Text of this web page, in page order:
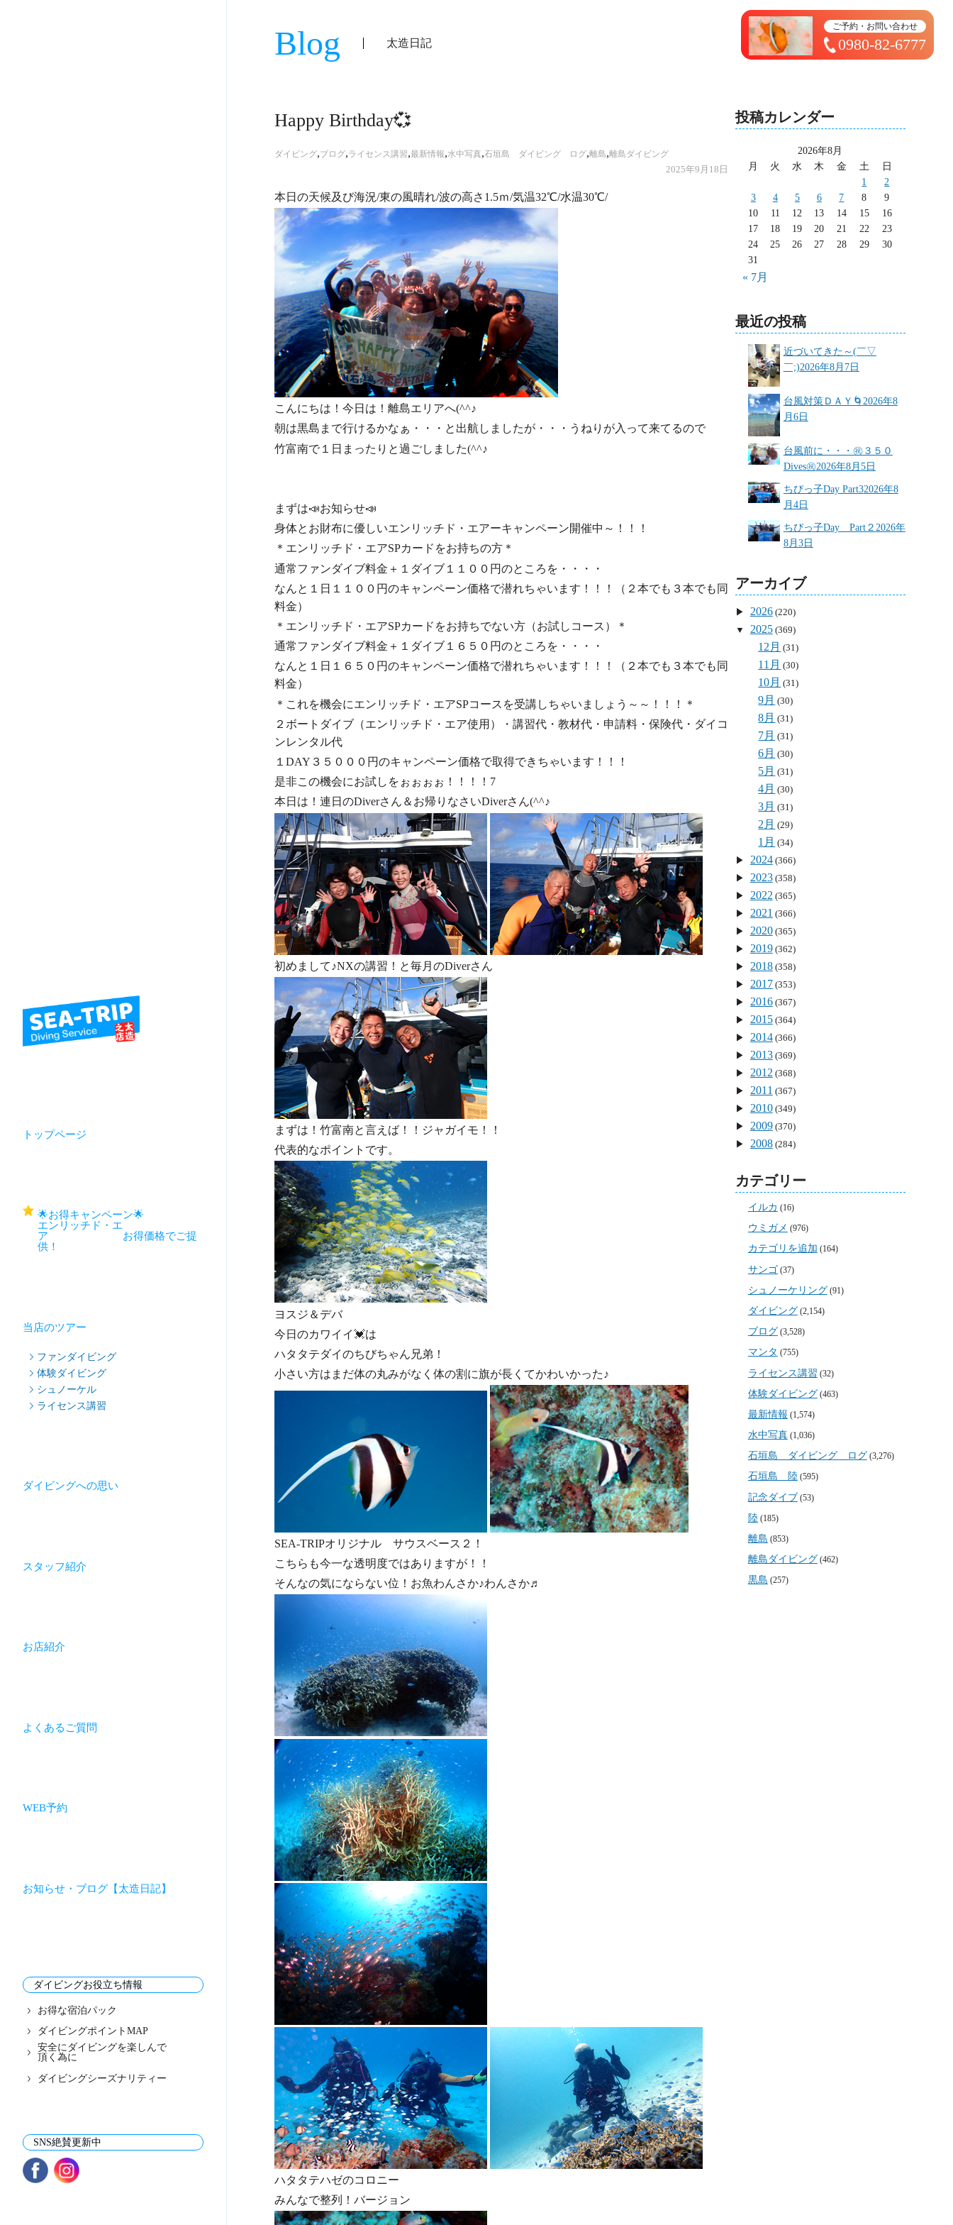
トップページ
🌟お得キャンペーン🌟
エンリッチド・エ
ア お得価格でご提
供！
当店のツアー
ファンダイビング
体験ダイビング
シュノーケル
ライセンス講習
ダイビングへの思い
スタッフ紹介
お店紹介
よくあるご質問
WEB予約
お知らせ・ブログ【太造日記】
ダイビングお役立ち情報
お得な宿泊パック
ダイビングポイントMAP
安全にダイビングを楽しんで
頂く為に
ダイビングシーズナリティー
SNS絶賛更新中
ご予約・お問い合わせ
0980-82-6777
トップページ ＞ 太造日記
Blog 太造日記
Happy Birthday💞
ダイビング,ブログ,ライセンス講習,最新情報,水中写真,石垣島 ダイビング ログ,離島,離島ダイビング
2025年9月18日
本日の天候及び海況/東の風晴れ/波の高さ1.5ｍ/気温32℃/水温30℃/
こんにちは！今日は！離島エリアへ(^^♪
朝は黒島まで行けるかなぁ・・・と出航しましたが・・・うねりが入って来てるので
竹富南で１日まったりと過ごしました(^^♪
まずは📣お知らせ📣
身体とお財布に優しいエンリッチド・エアーキャンペーン開催中～！！！
＊ エンリッチド・エアSPカードをお持ちの方＊
通常ファンダイブ料金＋１ダイブ１１００円のところを・・・・
なんと １日１１００円のキャンペーン価格で潜れちゃいます！！！（２本でも３本でも同
料金）
＊ エンリッチド・エアSPカードをお持ちでない方（お試しコース）＊
通常ファンダイブ料金＋１ダイブ１６５０円のところを・・・・
なんと １日１６５０円のキャンペーン価格で潜れちゃいます！！！（２本でも３本でも同
料金）
＊ これを機会にエンリッチド・エアSPコースを受講しちゃいましょう～～！！！＊
２ボートダイブ（エンリッチド・エア使用）・講習代・教材代・申請料・保険代・ ダイコ
ンレンタル代
１DAY ３５０００円のキャンペーン価格で取得できちゃいます！！！
是非この機会にお試しをぉぉぉぉ！！！！7
本日は！連日のDiverさん＆お帰りなさいDiverさん(^^♪
初めまして♪NXの講習！と毎月のDiverさん
まずは！竹富南と言えば！！ジャガイモ！！
代表的なポイントです。
ヨスジ＆デバ
今日のカワイイ💓は
ハタタテダイのちびちゃん兄弟！
小さい方はまだ体の丸みがなく体の割に旗が長くてかわいかった♪
SEA-TRIPオリジナル サウスベース２！
こちらも今一な透明度ではありますが！！
そんなの気にならない位！お魚わんさか♪わんさか♬
ハタタテハゼのコロニー
みんなで整列！バージョン
投稿カレンダー
2026年8月
月
火 水 木 金 土
日
1
2
3
4 5 6 7 8
9
10
11 12 13 14 15
16
17
18 19 20 21 22
23
24
25 26 27 28 29
30
31
« 7月
最近の投稿
近づいてきた～(￣▽
￣;)2026年8月7日
台風対策ＤＡＹ🌀 2026年8
月6日
台風前に・・・㊗３５０
Dives㊗2026年8月5日
ちびっ子Day Part32026年8
月4日
ちびっ子Day Part２ 2026年
8月3日
アーカイブ
2026(220)
2025(369)
12月 (31)
11月 (30)
10月 (31)
9月 (30)
8月 (31)
7月 (31)
6月 (30)
5月 (31)
4月 (30)
3月 (31)
2月 (29)
1月 (34)
2024(366)
2023(358)
2022(365)
2021 (366)
2020(365)
2019(362)
2018(358)
2017(353)
2016(367)
2015(364)
2014(366)
2013(369)
2012(368)
2011 (367)
2010(349)
2009(370)
2008(284)
カテゴリー
イルカ (16)
ウミガメ (976)
カテゴリを追加 (164)
サンゴ(37)
シュノーケリング(91)
ダイビング (2,154)
ブログ (3,528)
マンタ (755)
ライセンス講習 (32)
体験ダイビング(463)
最新情報 (1,574)
水中写真(1,036)
石垣島 ダイビング ログ (3,276)
石垣島 陸(595)
記念ダイブ (53)
陸(185)
離島 (853)
離島ダイビング (462)
黒島 (257)